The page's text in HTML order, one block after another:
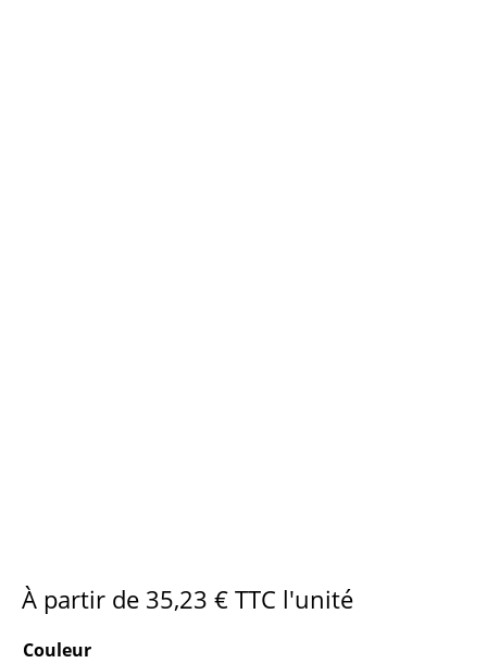
À partir de 35,23 € TTC l'unité
Couleur